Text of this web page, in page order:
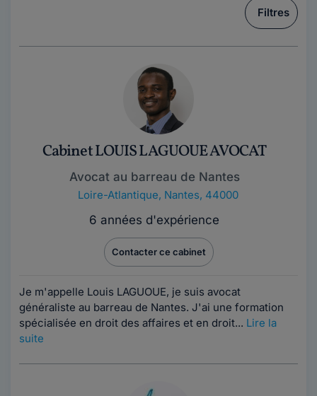
Filtres
Cabinet LOUIS LAGUOUE AVOCAT
Avocat au barreau de Nantes
Loire-Atlantique, Nantes, 44000
6 années d'expérience
Contacter ce cabinet
Je m'appelle Louis LAGUOUE, je suis avocat
généraliste au barreau de Nantes. J'ai une formation
spécialisée en droit des affaires et en droit... Lire la
suite